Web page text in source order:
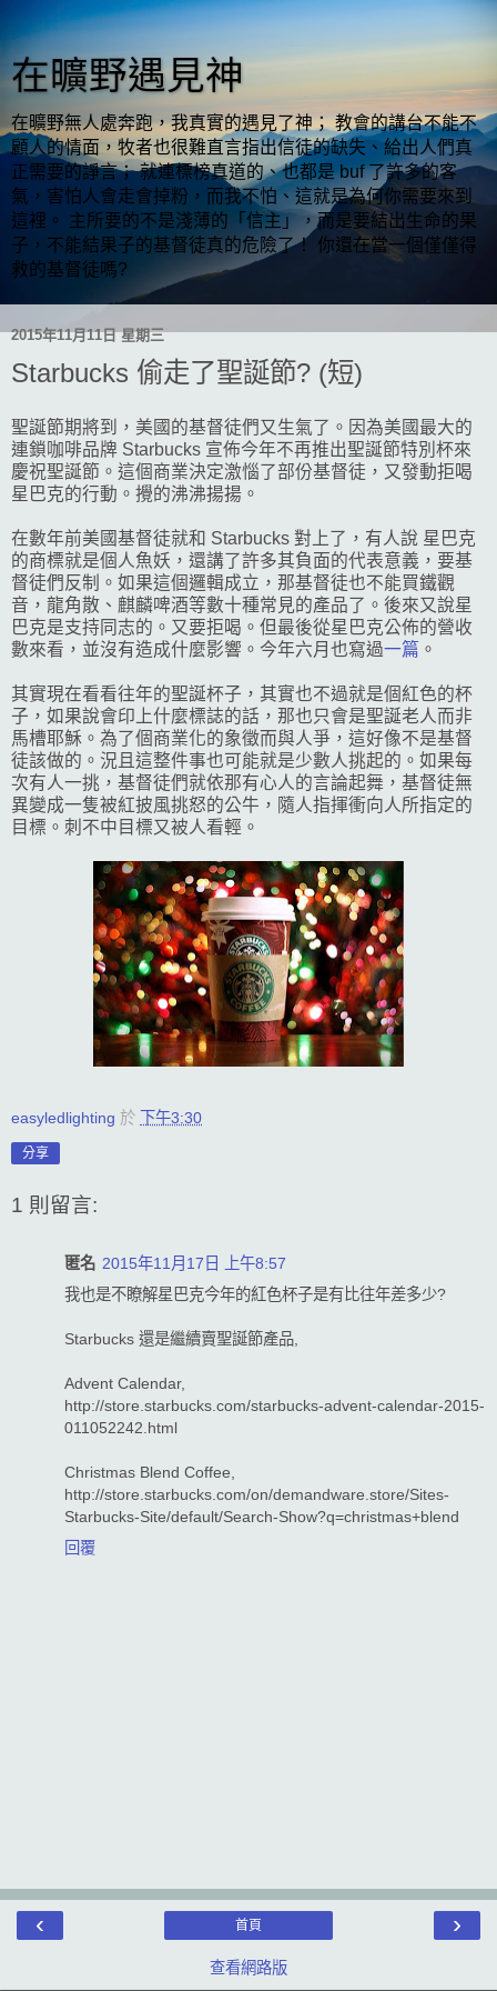
在曠野遇見神
在曠野無人處奔跑，我真實的遇見了神； 教會的講台不能不
顧人的情面，牧者也很難直言指出信徒的缺失、給出人們真
正需要的諍言； 就連標榜真道的、也都是 buf 了許多的客
氣，害怕人會走會掉粉，而我不怕、這就是為何你需要來到
這裡。 主所要的不是淺薄的「信主」，而是要結出生命的果
子，不能結果子的基督徒真的危險了！ 你還在當一個僅僅得
救的基督徒嗎?
2015年11月11日 星期三
Starbucks 偷走了聖誕節? (短)
聖誕節期將到，美國的基督徒們又生氣了。因為美國最大的
連鎖咖啡品牌 Starbucks 宣佈今年不再推出聖誕節特別杯來
慶祝聖誕節。這個商業決定激惱了部份基督徒，又發動拒喝
星巴克的行動。攪的沸沸揚揚。
在數年前美國基督徒就和 Starbucks 對上了，有人說 星巴克
的商標就是個人魚妖，還講了許多其負面的代表意義，要基
督徒們反制。 如果這個邏輯成立，那基督徒也不能買鐵觀
音，龍角散、麒麟啤酒等數十種常見的產品了。後來又說星
巴克是支持同志的。又要拒喝。但最後從星巴克公佈的營收
數來看，並沒有造成什麼影響。今年六月也寫過一篇 。
其實現在看看往年的聖誕杯子，其實也不過就是個紅色的杯
子，如果說會印上什麼標誌的話，那也只會是聖誕老人而非
馬槽耶穌。 為了個商業化的象徵而與人爭，這好像不是基督
徒該做的。 況 且這整件事也可能就是少數人挑起的。 如果每
次有人一挑， 基督徒們就依那有心人 的言論起舞，基督徒無
異變成一隻被紅披風挑怒的公牛，隨人指揮衝向人所指定的
目標。刺不中 目標又被人看輕。
easyledlighting 於 下午3:30
分享
1 則留言:
匿名 2015年11月17日 上午8:57
我也是不瞭解星巴克今年的紅色杯子是有比往年差多少?
Starbucks 還是繼續賣聖誕節產品,
Advent Calendar,
http://store.starbucks.com/starbucks-advent-calendar-2015-
011052242.html
Christmas Blend Coffee,
http://store.starbucks.com/on/demandware.store/Sites-
Starbucks-Site/default/Search-Show?q=christmas+blend
回覆
‹ ›
首頁
查看網路版